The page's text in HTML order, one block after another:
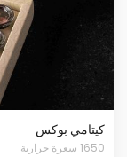
كيتامي بوكس
1650 سعرة حرارية